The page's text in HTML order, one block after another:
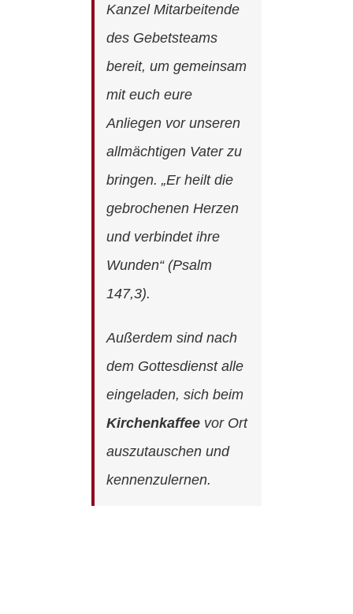
Kanzel Mitarbeitende
des Gebetsteams
bereit, um gemeinsam
mit euch eure
Anliegen vor unseren
allmächtigen Vater zu
bringen. „Er heilt die
gebrochenen Herzen
und verbindet ihre
Wunden“ (Psalm
147,3).
Außerdem sind nach
dem Gottesdienst alle
eingeladen, sich beim
Kirchenkaffee vor Ort
auszutauschen und
kennenzulernen.